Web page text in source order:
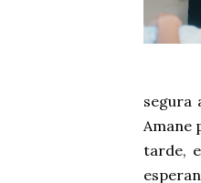
segura
Amane
tarde,